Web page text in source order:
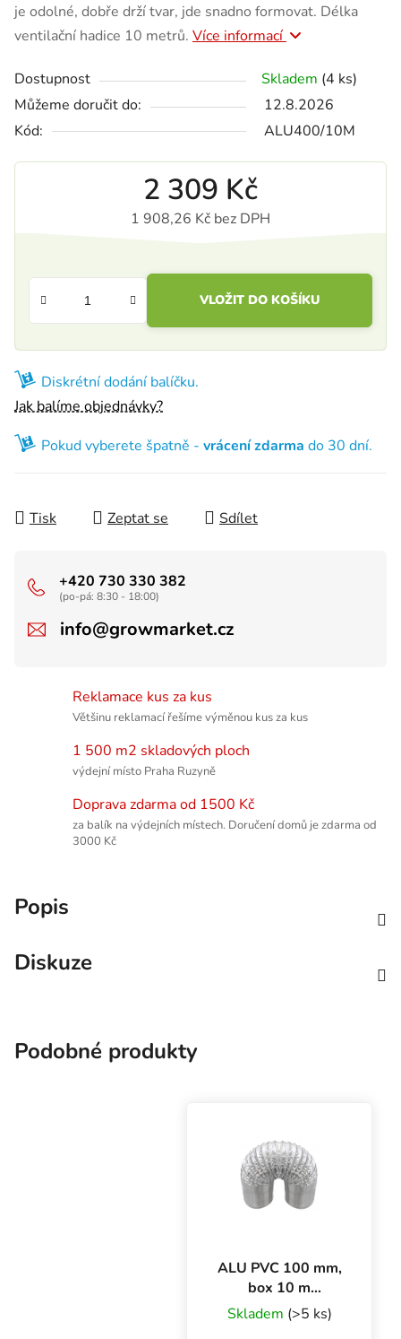
je odolné, dobře drží tvar, jde snadno formovat. Délka
ventilační hadice 10 metrů. Více informací
Dostupnost Skladem (4 ks)
Můžeme doručit do:
12.8.2026
Kód:
ALU400/10M
2 309 Kč
1 908,26 Kč bez DPH
VLOŽIT DO KOŠÍKU
Diskrétní dodání balíčku.
Jak balíme objednávky?
Pokud vyberete špatně - vrácení zdarma do 30 dní.
Tisk Zeptat se Sdílet
+420 730 330 382
(po-pá: 8:30 - 18:00)
info@growmarket.cz
Reklamace kus za kus
Většinu reklamací řešíme výměnou kus za kus
1 500 m2 skladových ploch
výdejní místo Praha Ruzyně
Doprava zdarma od 1500 Kč
za balík na výdejních místech. Doručení domů je zdarma od
3000 Kč
Popis
Diskuze
Podobné produkty
ALU PVC 100 mm,
box 10 m
ventilační potrubí
Skladem (>5 ks)